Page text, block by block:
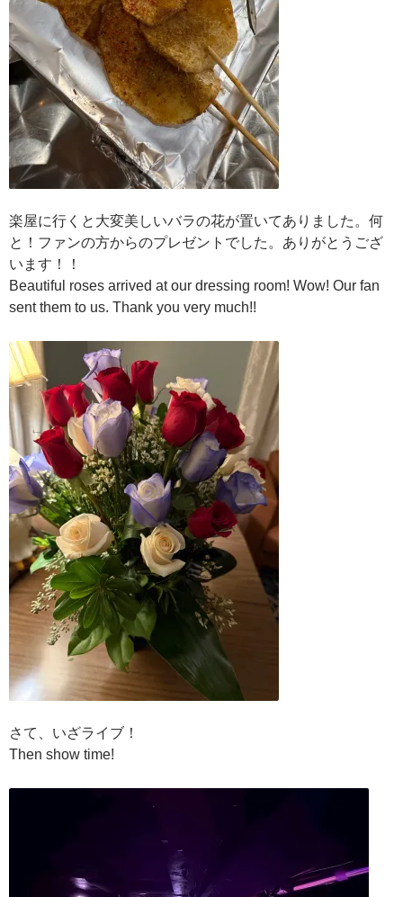
楽屋に行くと大変美しいバラの花が置いてありました。何
と！ファンの方からのプレゼントでした。ありがとうござ
います！！
Beautiful roses arrived at our dressing room! Wow! Our fan
sent them to us. Thank you very much!!
さて、いざライブ！
Then show time!